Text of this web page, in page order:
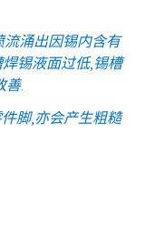
涌出因锡内含有
锡液面过低,锡槽
善.
脚,亦会产生粗糙